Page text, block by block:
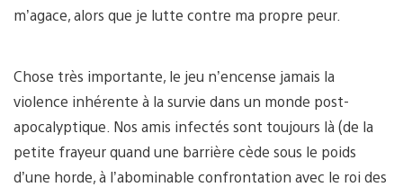
m’agace, alors que je lutte contre ma propre peur.
Chose très importante, le jeu n’encense jamais la
violence inhérente à la survie dans un monde post-
apocalyptique. Nos amis infectés sont toujours là (de la
petite frayeur quand une barrière cède sous le poids
d’une horde, à l’abominable confrontation avec le roi des